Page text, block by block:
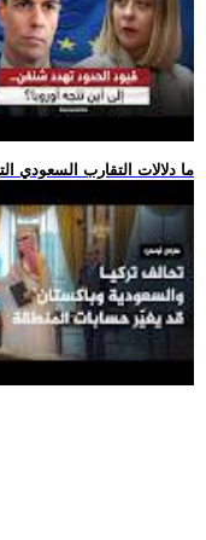
.. ما دلالات التقارب السعودي